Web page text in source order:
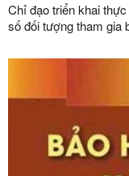
Chỉ đạo triển khai
số đối tượng tham gia